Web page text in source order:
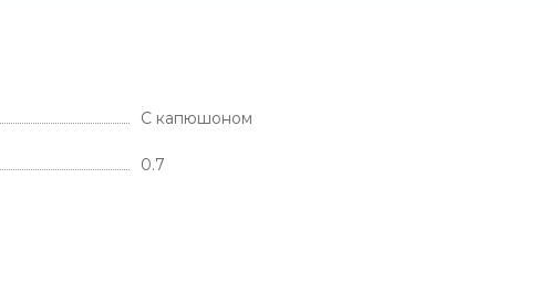
С капюшоном
0.7